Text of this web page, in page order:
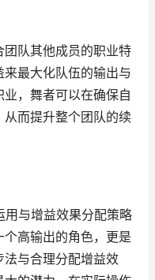
队其他成员的职业特
最大化队伍的输出与
，舞者可以在确保自
而提升整个团队的续
用与增益效果分配策略
高输出的角色，更是
法与合理分配增益效